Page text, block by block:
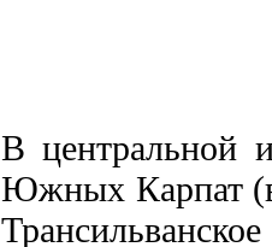
В центральной
Южных Карпат